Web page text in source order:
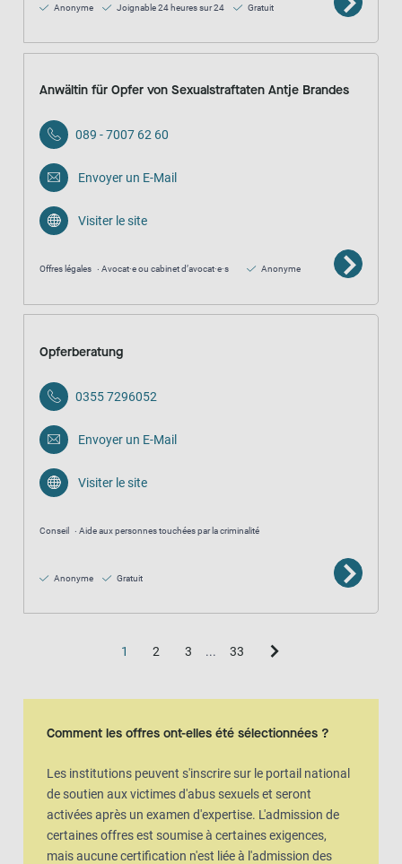
Anonyme Joignable 24 heures sur 24 Gratuit
Anwältin für Opfer von Sexualstraftaten Antje Brandes
089 - 7007 62 60
Envoyer un E-Mail
Visiter le site
Offres légales Avocat·e ou cabinet d’avocat·e·s Anonyme
Opferberatung
0355 7296052
Envoyer un E-Mail
Visiter le site
Conseil Aide aux personnes touchées par la criminalité
Anonyme Gratuit
1 2 3 ... 33
Vue de la carte
Comment les offres ont-elles été sélectionnées ?
Les institutions peuvent s'inscrire sur le portail national
de soutien aux victimes d'abus sexuels et seront
activées après un examen d'expertise. L'admission de
certaines offres est soumise à certaines exigences,
mais aucune certification n'est liée à l'admission des